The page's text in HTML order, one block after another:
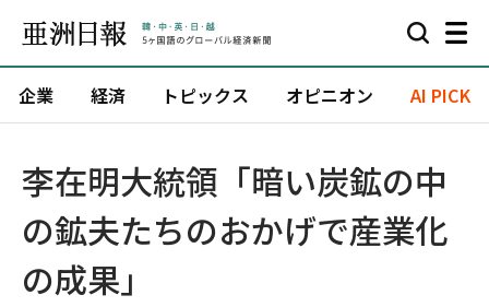
企業 経済 トピックス オピニオン AI PICK
李在明大統領「暗い炭鉱の中
の鉱夫たちのおかげで産業化
の成果」